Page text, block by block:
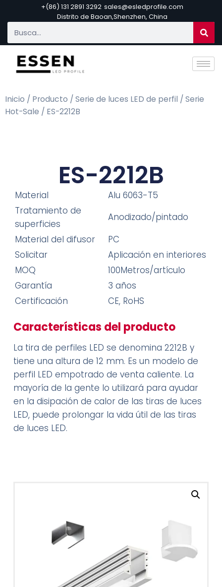
+(86) 131 2891 3292 sales@esledprofile.com
Distrito de Baoan,Shenzhen, China
Inicio / Producto / Serie de luces LED de perfil / Serie
Hot-Sale / ES-2212B
ES-2212B
Material
Alu 6063-T5
Tratamiento de
superficies
Anodizado/pintado
Material del difusor
PC
Solicitar
Aplicación en interiores
MOQ
100Metros/artículo
Garantía
3 años
Certificación
CE, RoHS
Características del producto
La tira de perfiles LED se denomina 2212B y
tiene una altura de 12 mm. Es un modelo de
perfil LED empotrado de venta caliente. La
mayoría de la gente lo utilizará para ayudar
en la disipación de calor de las tiras de luces
LED, puede prolongar la vida útil de las tiras
de luces LED.